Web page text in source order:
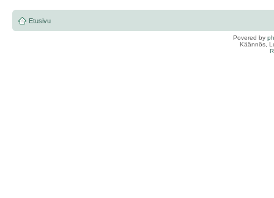
Etusivu
Povered by
Käännös,